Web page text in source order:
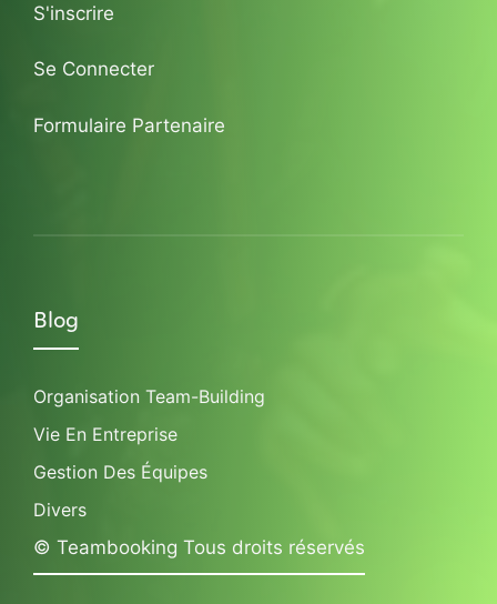
S'inscrire
Se Connecter
Formulaire Partenaire
Blog
Organisation Team-Building
Vie En Entreprise
Gestion Des Équipes
Divers
© Teambooking Tous droits réservés